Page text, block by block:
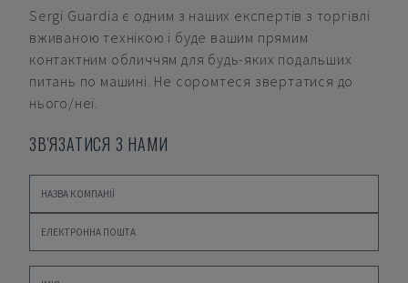
Sergi Guardia є одним з наших експертів з торгівлі
вживаною технікою і буде вашим прямим
контактним обличчям для будь-яких подальших
питань по машині. Не соромтеся звертатися до
нього/неї.
ЗВ'ЯЗАТИСЯ З НАМИ